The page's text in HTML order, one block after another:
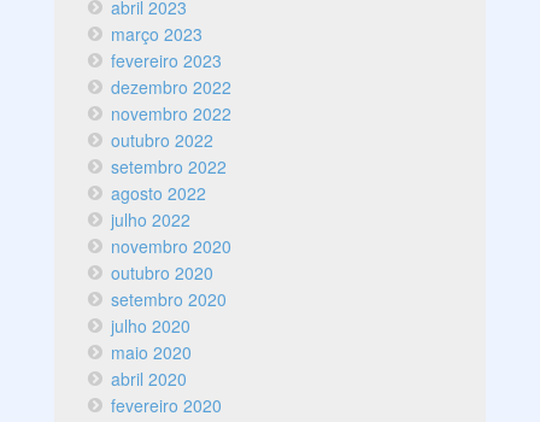
abril 2023
março 2023
fevereiro 2023
dezembro 2022
novembro 2022
outubro 2022
setembro 2022
agosto 2022
julho 2022
novembro 2020
outubro 2020
setembro 2020
julho 2020
maio 2020
abril 2020
fevereiro 2020